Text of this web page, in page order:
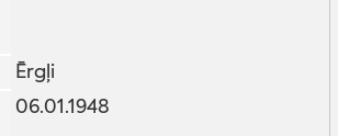
Ērgļi
06.01.1948